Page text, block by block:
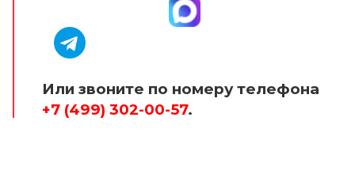
Или звоните по номеру телефона
+7 (499) 302-00-57.